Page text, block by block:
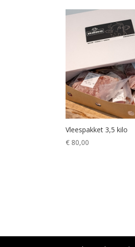
Vleespakket 3,5 kilo
€ 80,00